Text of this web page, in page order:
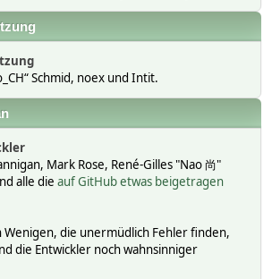
Schmid, noex und Intit.
Mark Rose, René-Gilles "Nao 尚"
alle die auf GitHub etwas beigetragen
Wenigen, die unermüdlich Fehler finden,
die Entwickler noch wahnsinniger